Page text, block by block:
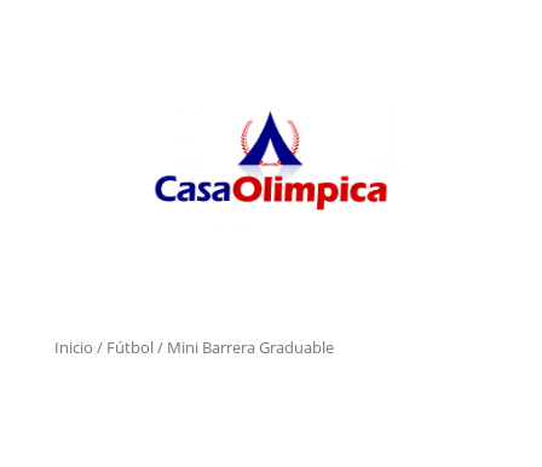
Inicio / Fútbol/ Mini Barrera Graduable